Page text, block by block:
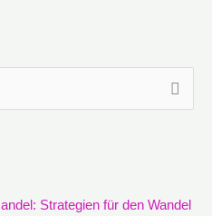
Strategien für den Wandel